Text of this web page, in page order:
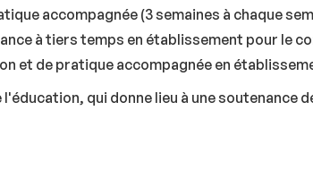
accompagnée (3 semaines à chaque
à tiers temps en établissement pour le
et de pratique accompagnée en
qui donne lieu à une soutenance